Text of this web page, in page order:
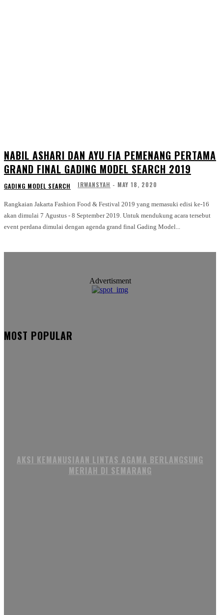
NABIL ASHARI DAN AYU FIA PEMENANG PERTAMA
GRAND FINAL GADING MODEL SEARCH 2019
GADING MODEL SEARCH IRWANSYAH - MAY 18, 2020
Rangkaian Jakarta Fashion Food & Festival 2019 yang memasuki edisi ke-16
akan dimulai 7 Agustus - 8 September 2019. Untuk mendukung acara tersebut
event perdana dimulai dengan agenda grand final Gading Model...
Advertisment
MOST POPULAR
AKSI KEMANUSIAAN LINTAS AGAMA BERLANGSUNG
MERIAH DI SEMARANG